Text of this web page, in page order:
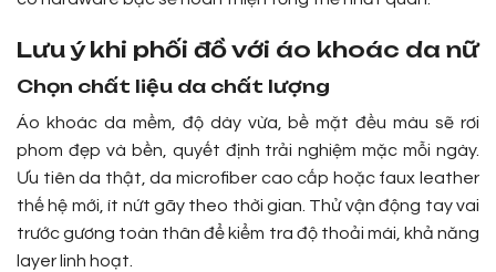
Lưu ý khi phối đồ với áo khoác da nữ
Chọn chất liệu da chất lượng
Áo khoác da mềm, độ dày vừa, bề mặt đều màu sẽ rơi
phom đẹp và bền, quyết định trải nghiệm mặc mỗi ngày.
Ưu tiên da thật, da microfiber cao cấp hoặc faux leather
thế hệ mới, ít nứt gãy theo thời gian. Thử vận động tay vai
trước gương toàn thân để kiểm tra độ thoải mái, khả năng
layer linh hoạt.